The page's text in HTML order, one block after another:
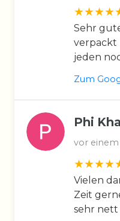
Sehr
verpackt
jeden
Zum
Phi
vor einem
Vielen
Zeit
sehr nett